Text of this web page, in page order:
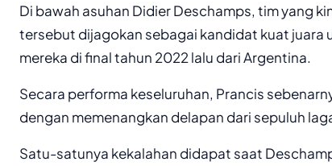
Di bawah asuhan Didier Deschamps, tim yang
tersebut dijagokan sebagai kandidat kuat juara
mereka di final tahun 2022 lalu dari Argentina.
Secara performa keseluruhan, Prancis
dengan memenangkan delapan dari sepuluh
Satu-satunya kekalahan didapat saat